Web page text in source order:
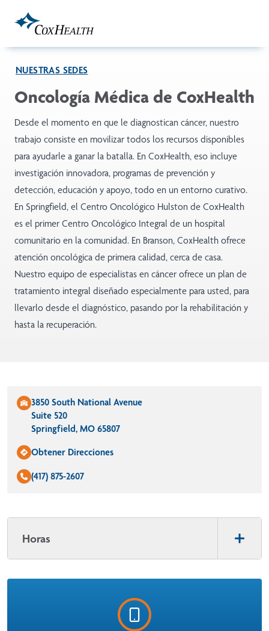
NUESTRAS SEDES
Oncología Médica de CoxHealth
Desde el momento en que le diagnostican cáncer, nuestro
trabajo consiste en movilizar todos los recursos disponibles
para ayudarle a ganar la batalla. En CoxHealth, eso incluye
investigación innovadora, programas de prevención y
detección, educación y apoyo, todo en un entorno curativo.
En Springfield, el Centro Oncológico Hulston de CoxHealth
es el primer Centro Oncológico Integral de un hospital
comunitario en la comunidad. En Branson, CoxHealth ofrece
atención oncológica de primera calidad, cerca de casa.
Nuestro equipo de especialistas en cáncer ofrece un plan de
tratamiento integral diseñado especialmente para usted, para
llevarlo desde el diagnóstico, pasando por la rehabilitación y
hasta la recuperación.
3850 South National Avenue
Suite 520
Springfield, MO 65807
Obtener Direcciones
(417) 875-2607
Horas